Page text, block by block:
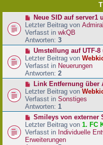
N
e
u
e
r
B
e
i
t
a
g
Neue SID auf server1
Letzter Beitrag von Admiral
Verfasst in wkQB
Antworten: 3
N
e
u
e
r
B
e
i
t
a
g
Umstellung auf UTF-
Letzter Beitrag von
Verfasst in Neuerungen
Antworten: 2
N
e
u
e
r
B
e
i
Link Entfernung über
Letzter Beitrag von
Verfasst in Sonstiges
Antworten: 1
N
e
u
e
Smileys von externer
Letzter Beitrag von 1. FC
Verfasst in Individuelle
Erweiterungen